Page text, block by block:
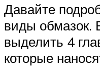
Давайте
виды обмазок.
выделить 4
которые